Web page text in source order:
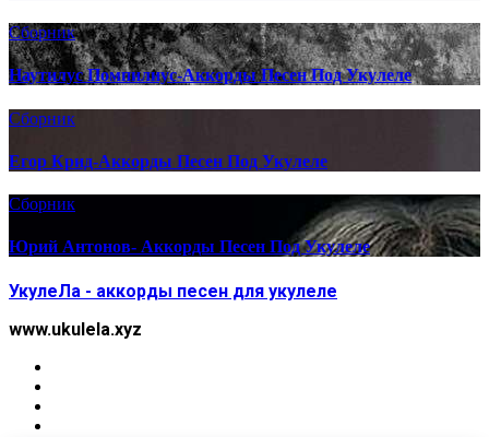
Сборник
Наутилус Помпилиус-Аккорды Песен Под Укулеле
Сборник
Егор Крид-Аккорды Песен Под Укулеле
Сборник
Юрий Антонов- Аккорды Песен Под Укулеле
УкулеЛа - аккорды песен для укулеле
www.ukulela.xyz